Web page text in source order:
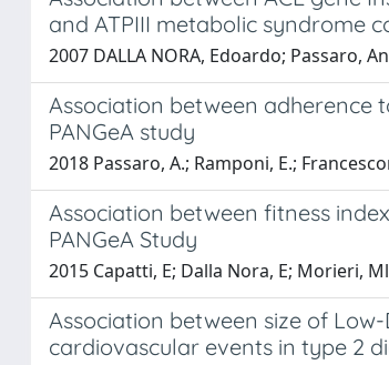
and ATPIII metabolic syndrome
2007 DALLA NORA, Edoardo; Passaro,
Association between
PANGeA study
2018 Passaro, A.; Ramponi, E.;
Association between fitness
PANGeA Study
2015 Capatti, E; Dalla Nora, E; Morieri,
Association between size of
cardiovascular events in type 2